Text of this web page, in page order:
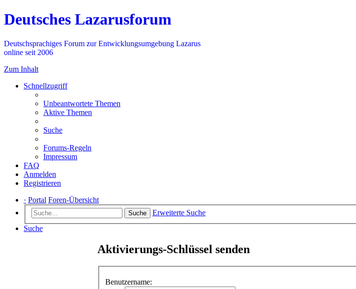
Deutsches Lazarusforum
Deutschsprachiges Forum zur Entwicklungsumgebung Lazarus
online seit 2006
Zum Inhalt
Schnellzugriff
Unbeantwortete Themen
Aktive Themen
Suche
Forums-Regeln
Impressum
FAQ
Anmelden
Registrieren
· Portal Foren-Übersicht
Suche
Erweiterte Suche
Suche
Aktivierungs-Schlüssel senden
Benutzername: